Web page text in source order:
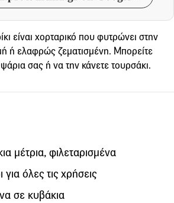
μέτρια, φιλεταρισμένα
για όλες τις χρήσεις
σε κυβάκια
είναι χορταρικό που φυτρώνει στην
ή ελαφρώς ζεματισμένη. Μπορείτε
σας ή να την κάνετε τουρσάκι.